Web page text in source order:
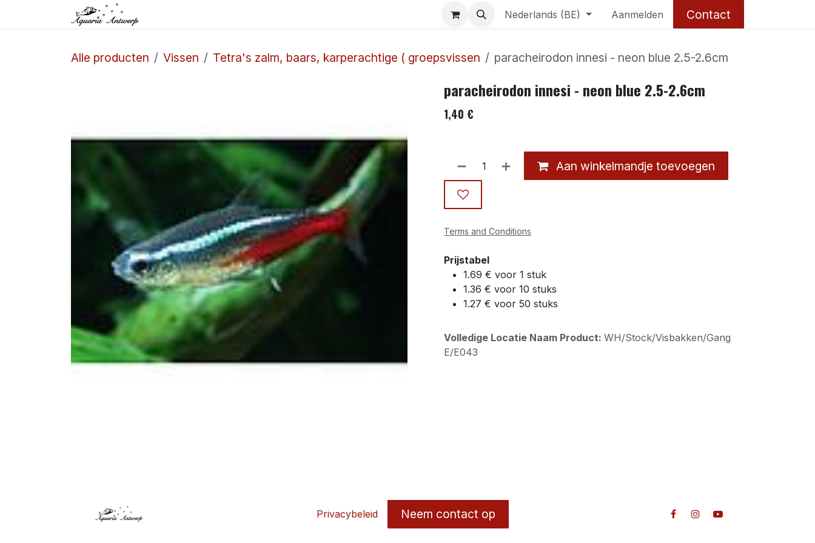
Overslaan naar inhoud Nederlands (BE) Aanmelden Contact
Alle producten Vissen Tetra's zalm, baars, karperachtige ( groepsvissen paracheirodon innesi - neon blue 2.5-2.6cm
paracheirodon innesi - neon blue 2.5-2.6cm
1,40 €
Aan winkelmandje toevoegen
Terms and Conditions
Prijstabel
1.69 € voor 1 stuk
1.36 € voor 10 stuks
1.27 € voor 50 stuks
Volledige Locatie Naam Product: WH/Stock/Visbakken/Gang
E/E043
Privacybeleid Neem contact op